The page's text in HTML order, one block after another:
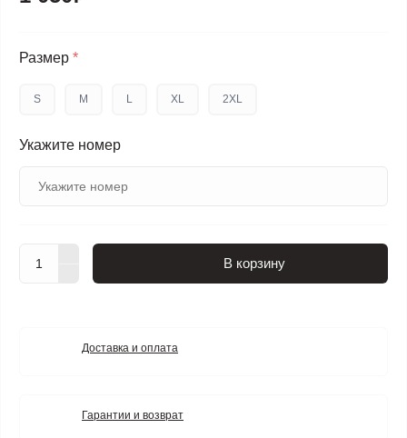
Размер *
S M L XL 2XL
Укажите номер
В корзину
Доставка и оплата
Гарантии и возврат